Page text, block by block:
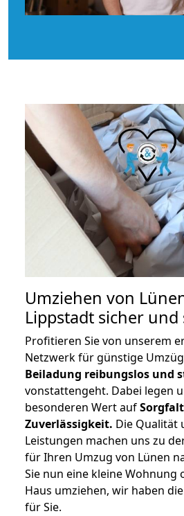
Umziehen von
Lippstadt sicher und
Profitieren Sie von unserem
Netzwerk für günstige
Beiladung reibungslos und
vonstattengeht. Dabei legen
besonderen Wert auf
Zuverlässigkeit. Die Qualität
Leistungen machen uns zu
für Ihren Umzug von Lünen
Sie nun eine kleine Wohnung
Haus umziehen, wir haben
für Sie.